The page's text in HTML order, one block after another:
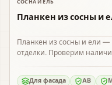
В наличии
СОСНА И ЕЛЬ
Планкен из сосны и
Планкен из сосны и ели —
отделки. Проверим
Для фасада AB